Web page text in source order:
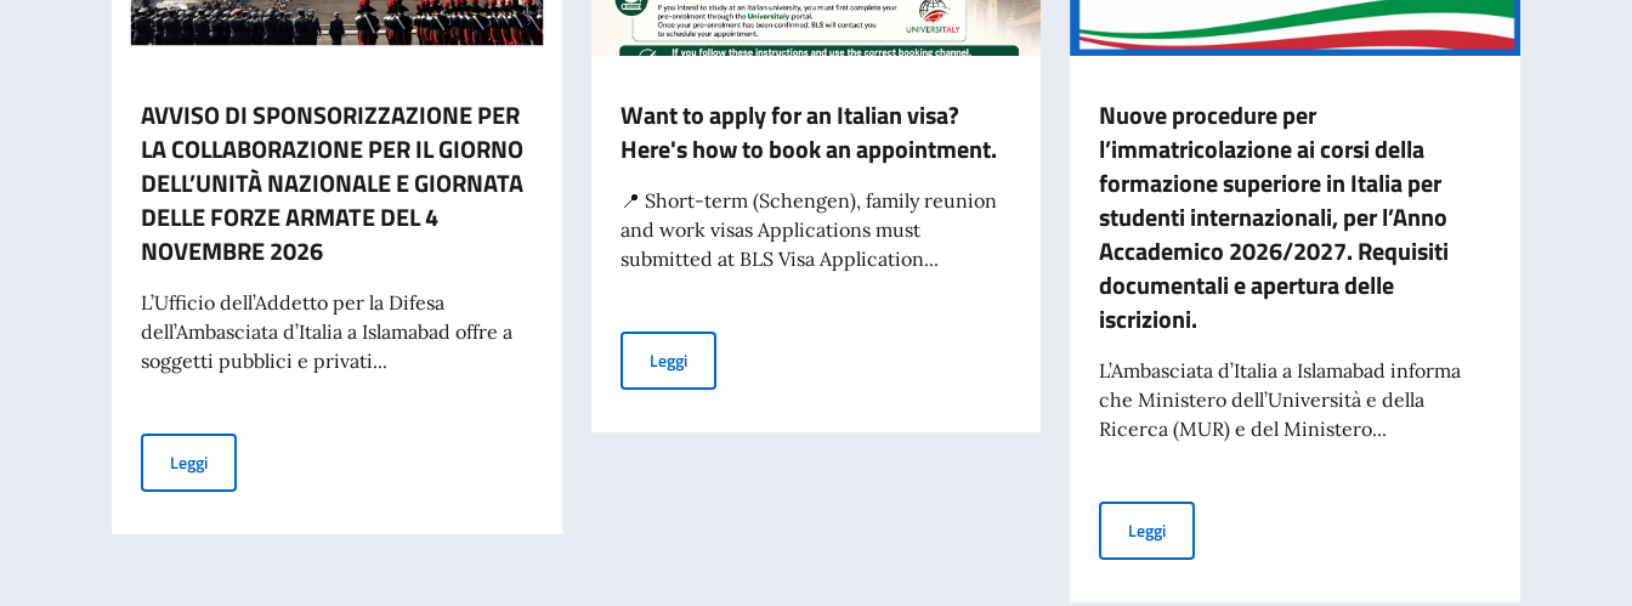
AVVISO DI SPONSORIZZAZIONE PER
LA COLLABORAZIONE PER IL GIORNO
DELL’UNITÀ NAZIONALE E GIORNATA
DELLE FORZE ARMATE DEL 4
NOVEMBRE 2026
L’Ufficio dell’Addetto per la Difesa
dell’Ambasciata d’Italia a Islamabad offre a
soggetti pubblici e privati...
LeggiAVVISO DI SPONSORIZZAZIONE PER LA COLLABORAZIONE PER IL GIORNO DELL’UNITÀ NAZIONALE E GIORNATA DELLE FORZE ARMATE DEL 4 NOVEMBRE 2026
Want to apply for an Italian visa?
Here's how to book an appointment.
📍 Short-term (Schengen), family reunion
and work visas Applications must
submitted at BLS Visa Application...
LeggiWant to apply for an Italian visa? Here's how to book an appointment.
Nuove procedure per
l’immatricolazione ai corsi della
formazione superiore in Italia per
studenti internazionali, per l’Anno
Accademico 2026/2027. Requisiti
documentali e apertura delle
iscrizioni.
L’Ambasciata d’Italia a Islamabad informa
che Ministero dell’Università e della
Ricerca (MUR) e del Ministero...
LeggiNuove procedure per l’immatricolazione ai corsi della